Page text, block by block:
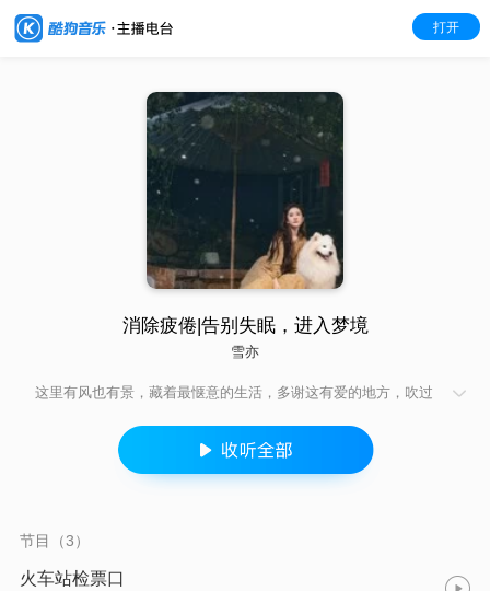
打开
消除疲倦|告别失眠，进入梦境
雪亦
这里有风也有景，藏着最惬意的生活，多谢这有爱的地方，吹过
节目（3）
火车站检票口